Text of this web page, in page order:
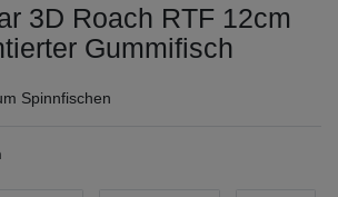
3D Roach RTF 12cm
Gummifisch
Spinnfischen